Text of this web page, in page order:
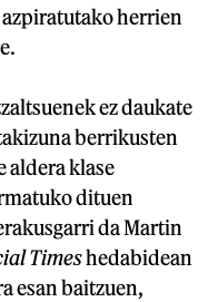
herrien
ez daukate
berrikusten
aldera klase
dituen
da Martin
Timeshedabidean
esan baitzuen,